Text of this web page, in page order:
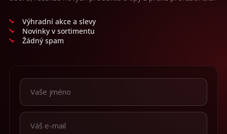
Výhradní akce a slevy
Novinky v sortimentu
Žádný spam